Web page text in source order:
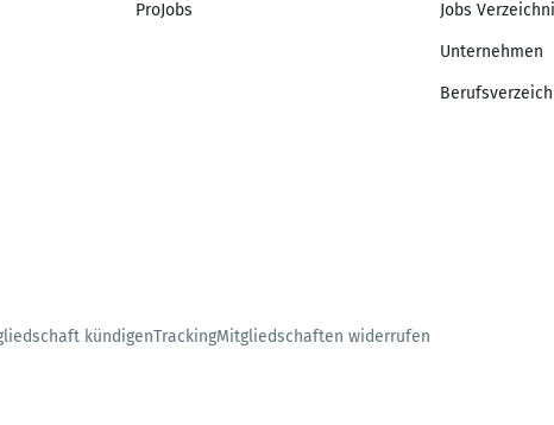
ProJobs Jobs
Unternehmen
kündigenTrackingMitgliedschaften widerrufen